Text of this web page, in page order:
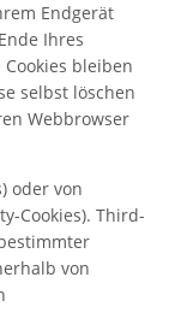
Endgerät
Ihres
bleiben
selbst löschen
Webbrowser
oder von
Cookies). Third-
von